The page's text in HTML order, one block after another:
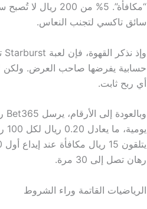
سائق تاكسي لتجنب النعاس.
حسابية يفرضها صاحب العرض. ولكن
أي ربح ثابت.
رهان تصل إلى 30 مرة.
الرياضيات القاتمة وراء الشروط